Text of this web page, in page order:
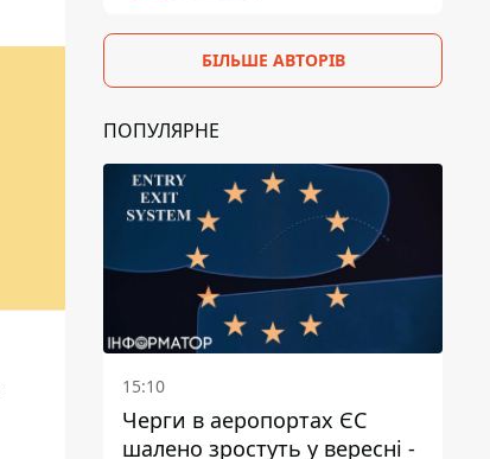
БІЛЬШЕ АВТОРІВ
ПОПУЛЯРНЕ
15:10
Черги в аеропортах ЄС
шалено зростуть у вересні -